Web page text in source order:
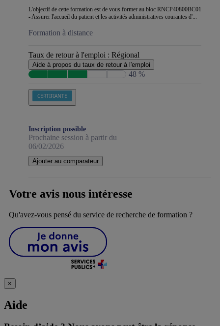
L'objectif de cette formation est de vous former au bloc RNCP40800BC01
- Assurer l'accueil du patient et les activités administratives courantes d'...
Formation à distance
Taux de retour à l'emploi : Régional
Aide à propos du taux de retour à l'emploi
48 %
CERTIFIANTE
Inscription possible
Prochaine session à partir du
06/02/2026
Ajouter au comparateur
Votre avis nous intéresse
Qu'avez-vous pensé du service de recherche de formation ?
×
Aide